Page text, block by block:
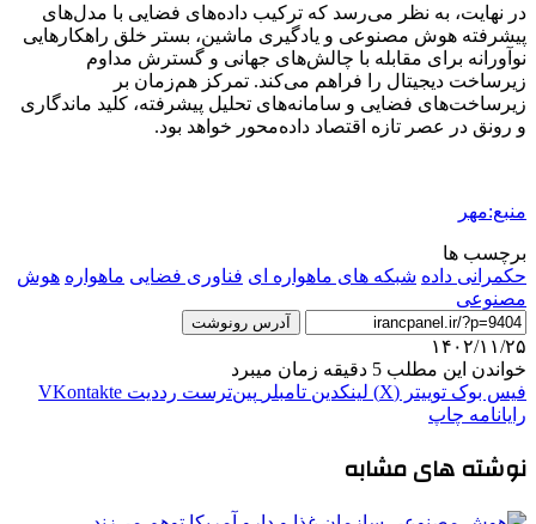
در نهایت، به نظر می‌رسد که ترکیب داده‌های فضایی با مدل‌های
پیشرفته هوش مصنوعی و یادگیری ماشین، بستر خلق راهکارهایی
نوآورانه برای مقابله با چالش‌های جهانی و گسترش مداوم
زیرساخت دیجیتال را فراهم می‌کند. تمرکز هم‌زمان بر
زیرساخت‌های فضایی و سامانه‌های تحلیل پیشرفته، کلید ماندگاری
و رونق در عصر تازه اقتصاد داده‌محور خواهد بود.
منبع:مهر
برچسب ها
حکمرانی داده شبکه های ماهواره ای فناوری فضایی ماهواره هوش
مصنوعی
آدرس رونوشت
۱۴۰۲/۱۱/۲۵
خواندن این مطلب 5 دقیقه زمان میبرد
فیس بوک توییتر (X) لینکدین ‫تامبلر ‫پین‌ترست ‫رددیت ‫VKontakte
رایانامه چاپ
نوشته های مشابه